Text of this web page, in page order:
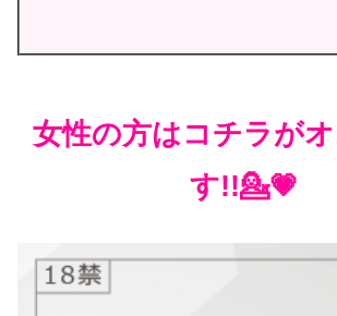
女性の方はコチラが
す!!💁💗